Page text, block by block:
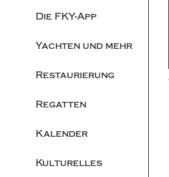
Die FKY-App
Yachten und mehr
Restaurierung
Regatten
Kalender
Kulturelles